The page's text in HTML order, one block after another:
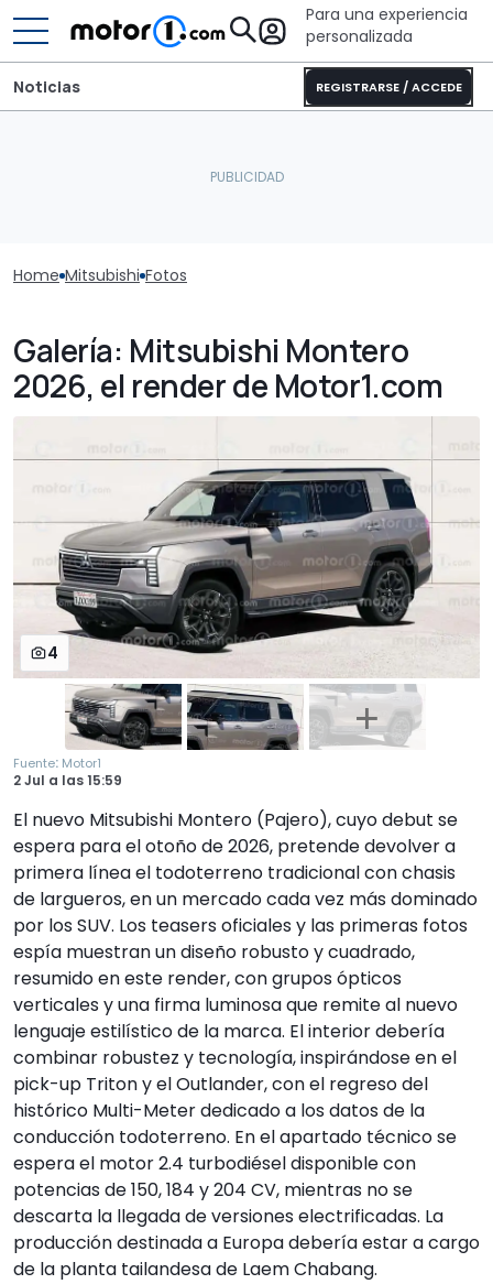
Para una experiencia
personalizada
REGISTRARSE / ACCEDE
Noticias
Home Mitsubishi Fotos
Galería: Mitsubishi Montero
2026, el render de Motor1.com
4
Fuente: Motor1
2 Jul a las15:59
El nuevo Mitsubishi Montero (Pajero), cuyo debut se
espera para el otoño de 2026, pretende devolver a
primera línea el todoterreno tradicional con chasis
de largueros, en un mercado cada vez más dominado
por los SUV. Los teasers oficiales y las primeras fotos
espía muestran un diseño robusto y cuadrado,
resumido en este render, con grupos ópticos
verticales y una firma luminosa que remite al nuevo
lenguaje estilístico de la marca. El interior debería
combinar robustez y tecnología, inspirándose en el
pick-up Triton y el Outlander, con el regreso del
histórico Multi-Meter dedicado a los datos de la
conducción todoterreno. En el apartado técnico se
espera el motor 2.4 turbodiésel disponible con
potencias de 150, 184 y 204 CV, mientras no se
descarta la llegada de versiones electrificadas. La
producción destinada a Europa debería estar a cargo
de la planta tailandesa de Laem Chabang.